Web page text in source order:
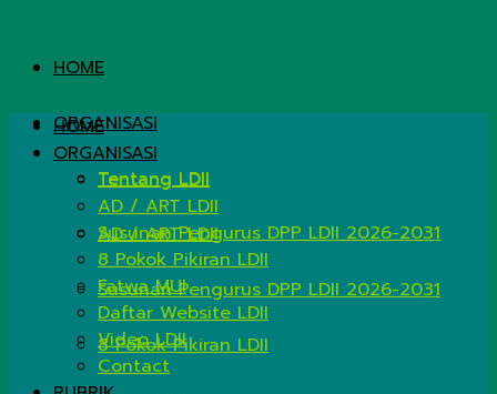
HOME
ORGANISASI
Tentang LDII
AD / ART LDII
Susunan Pengurus DPP LDII 2026-2031
8 Pokok Pikiran LDII
HOME
ORGANISASI
Tentang LDII
AD / ART LDII
Susunan Pengurus DPP LDII 2026-2031
8 Pokok Pikiran LDII
Fatwa MUI
Daftar Website LDII
Video LDII
Contact